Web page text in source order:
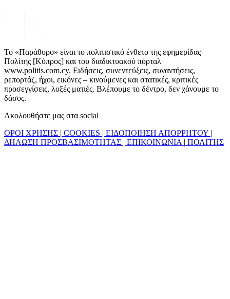
Το «Παράθυρο» είναι το πολιτιστικό ένθετο της εφημερίδας
Πολίτης [Κύπρος] και του διαδικτυακού πόρταλ
www.politis.com.cy. Ειδήσεις, συνεντεύξεις, συναντήσεις,
ρεπορτάζ, ήχοι, εικόνες – κινούμενες και στατικές, κριτικές
προσεγγίσεις, λοξές ματιές. Βλέπουμε το δέντρο, δεν χάνουμε το
δάσος.
Ακολουθήστε μας στα social
ΟΡΟΙ ΧΡΗΣΗΣ | COOKIES | ΕΙΔΟΠΟΙΗΣΗ ΑΠΟΡΡΗΤΟΥ |
ΔΗΛΩΣΗ ΠΡΟΣΒΑΣΙΜΟΤΗΤΑΣ | ΕΠΙΚΟΙΝΩΝΙΑ | ΠΟΛΙΤΗΣ